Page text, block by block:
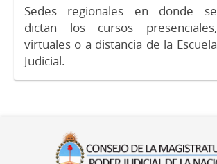
Sedes regionales en donde se
dictan los cursos presenciales,
virtuales o a distancia de la Escuela
Judicial.